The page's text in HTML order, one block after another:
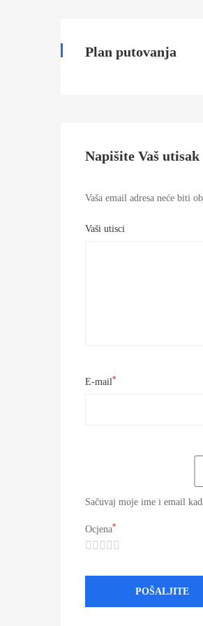
)
Plan putovanja
Napišite Vaš utisak
Vaša email adresa neće biti
Vaši utisci
E-mail*
Sačuvaj moje ime i email
Ocjena*